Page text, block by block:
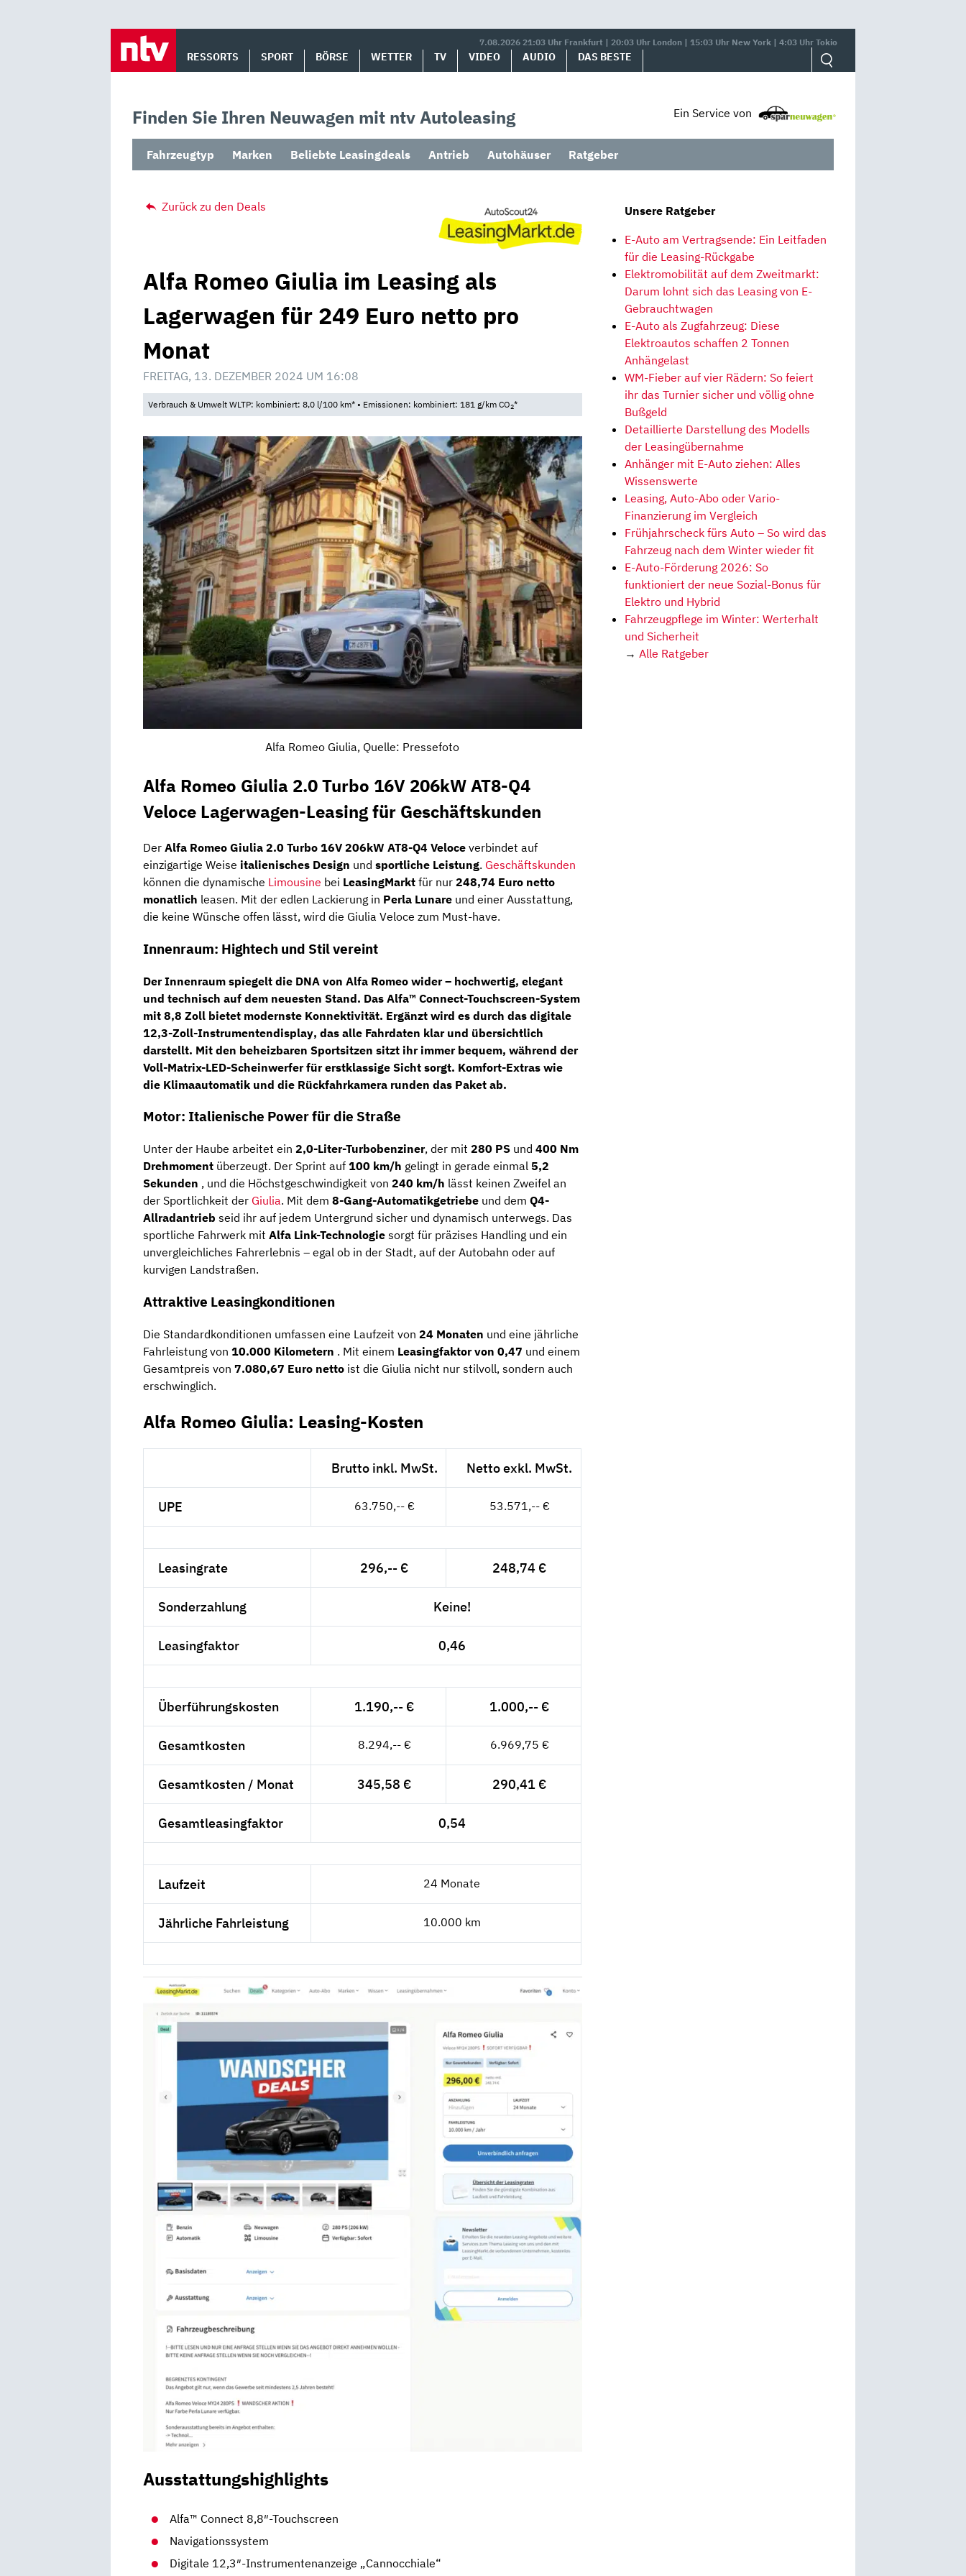
7.08.2026 21:03 Uhr Frankfurt | 20:03 Uhr London | 15:03 Uhr New York | 4:03 Uhr Tokio
RESSORTS SPORT BÖRSE WETTER TV VIDEO AUDIO DAS BESTE
Finden Sie Ihren Neuwagen mit ntv Autoleasing Ein Service von
Fahrzeugtyp Marken Beliebte Leasingdeals Antrieb Autohäuser Ratgeber
Zurück zu den Deals
Alfa Romeo Giulia im Leasing als
Lagerwagen für 249 Euro netto pro
Monat
FREITAG, 13. DEZEMBER 2024 UM 16:08
Verbrauch & Umwelt WLTP: kombiniert: 8,0 l/100 km* • Emissionen: kombiniert: 181 g/km CO2*
Alfa Romeo Giulia, Quelle: Pressefoto
Alfa Romeo Giulia 2.0 Turbo 16V 206kW AT8-Q4
Veloce Lagerwagen-Leasing für Geschäftskunden
Der Alfa Romeo Giulia 2.0 Turbo 16V 206kW AT8-Q4 Veloce verbindet auf
einzigartige Weise italienisches Design und sportliche Leistung. Geschäftskunden
können die dynamische Limousine bei LeasingMarkt für nur 248,74 Euro netto
monatlich leasen. Mit der edlen Lackierung in Perla Lunare und einer Ausstattung,
die keine Wünsche offen lässt, wird die Giulia Veloce zum Must-have.
Innenraum: Hightech und Stil vereint
Der Innenraum spiegelt die DNA von Alfa Romeo wider – hochwertig, elegant
und technisch auf dem neuesten Stand. Das Alfa™ Connect-Touchscreen-System
mit 8,8 Zoll bietet modernste Konnektivität. Ergänzt wird es durch das digitale
12,3-Zoll-Instrumentendisplay, das alle Fahrdaten klar und übersichtlich
darstellt. Mit den beheizbaren Sportsitzen sitzt ihr immer bequem, während der
Voll-Matrix-LED-Scheinwerferfür erstklassige Sicht sorgt. Komfort-Extras wie
die Klimaautomatik und die Rückfahrkamera runden das Paket ab.
Motor: Italienische Power für die Straße
Unter der Haube arbeitet ein 2,0-Liter-Turbobenziner, der mit 280 PS und 400 Nm
Drehmoment überzeugt. Der Sprint auf 100 km/h gelingt in gerade einmal 5,2
Sekunden , und die Höchstgeschwindigkeit von 240 km/h lässt keinen Zweifel an
der Sportlichkeit der Giulia. Mit dem 8-Gang-Automatikgetriebe und dem Q4-
Allradantrieb seid ihr auf jedem Untergrund sicher und dynamisch unterwegs. Das
sportliche Fahrwerk mit Alfa Link-Technologie sorgt für präzises Handling und ein
unvergleichliches Fahrerlebnis – egal ob in der Stadt, auf der Autobahn oder auf
kurvigen Landstraßen.
Attraktive Leasingkonditionen
Die Standardkonditionen umfassen eine Laufzeit von 24 Monaten und eine jährliche
Fahrleistung von 10.000 Kilometern . Mit einem Leasingfaktor von 0,47 und einem
Gesamtpreis von 7.080,67 Euro netto ist die Giulia nicht nur stilvoll, sondern auch
erschwinglich.
Alfa Romeo Giulia: Leasing-Kosten
Brutto inkl. MwSt. Netto exkl. MwSt.
UPE 63.750,-- € 53.571,-- €
Leasingrate 296,-- € 248,74 €
Sonderzahlung Keine!
Leasingfaktor 0,46
Überführungskosten 1.190,-- € 1.000,-- €
Gesamtkosten 8.294,-- € 6.969,75 €
Gesamtkosten / Monat 345,58 € 290,41 €
Gesamtleasingfaktor 0,54
Laufzeit 24 Monate
Jährliche Fahrleistung 10.000 km
Ausstattungshighlights
Alfa™ Connect 8,8″-Touchscreen
Navigationssystem
Digitale 12,3″-Instrumentenanzeige „Cannocchiale“
Unsere Ratgeber
E-Auto am Vertragsende: Ein Leitfaden
für die Leasing-Rückgabe
Elektromobilität auf dem Zweitmarkt:
Darum lohnt sich das Leasing von E-
Gebrauchtwagen
E-Auto als Zugfahrzeug: Diese
Elektroautos schaffen 2 Tonnen
Anhängelast
WM-Fieber auf vier Rädern: So feiert
ihr das Turnier sicher und völlig ohne
Bußgeld
Detaillierte Darstellung des Modells
der Leasingübernahme
Anhänger mit E-Auto ziehen: Alles
Wissenswerte
Leasing, Auto-Abo oder Vario-
Finanzierung im Vergleich
Frühjahrscheck fürs Auto – So wird das
Fahrzeug nach dem Winter wieder fit
E-Auto-Förderung 2026: So
funktioniert der neue Sozial-Bonus für
Elektro und Hybrid
Fahrzeugpflege im Winter: Werterhalt
und Sicherheit
→ Alle Ratgeber